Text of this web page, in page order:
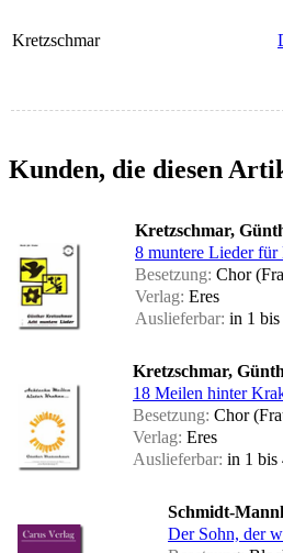
Kretzschmar
Kunden, die diesen
Kretzschmar,
8 muntere Lieder
Besetzung: Chor
Verlag: Eres
Auslieferbar: in 1 bis
Kretzschmar,
18 Meilen hinter
Besetzung: Chor
Verlag: Eres
Auslieferbar: in 1 bis
Schmidt-
Der Sohn, der